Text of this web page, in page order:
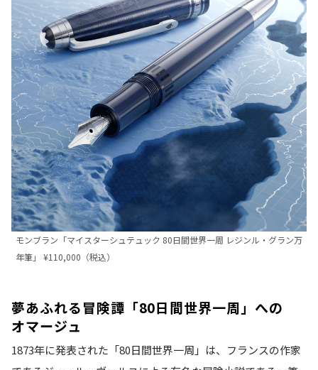
モンブラン「マイスターシュテュック 80日間世界一周 レジンル・グラン万
年筆」 ¥110,000（税込）
夢あふれる冒険譚「80日間世界一周」への
オマージュ
1873年に発表された「80日間世界一周」は、フランスの作家